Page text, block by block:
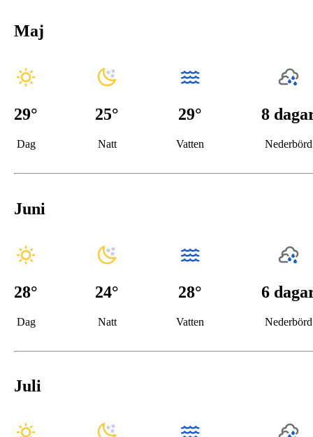
Maj
29°
Dag
25°
Natt
29°
Vatten
8
Nederbörd
Juni
28°
Dag
24°
Natt
28°
Vatten
6
Nederbörd
Juli